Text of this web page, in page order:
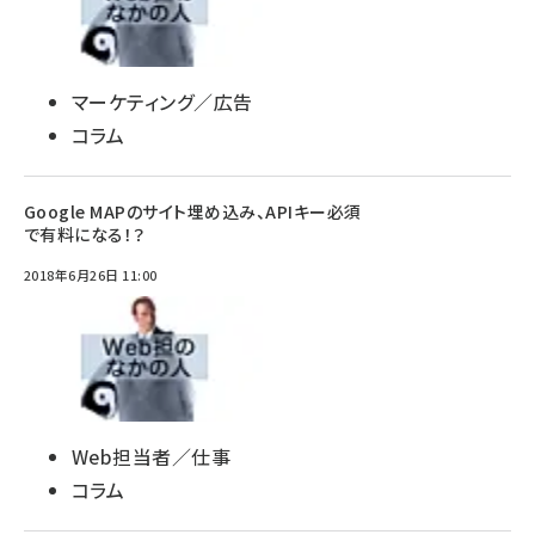
マーケティング／広告
コラム
Google MAPのサイト埋め込み、APIキー必須
で有料になる！？
2018年6月26日 11:00
Web担当者／仕事
コラム